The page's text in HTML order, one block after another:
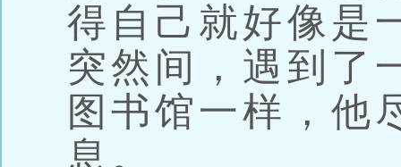
得自己就好像是
突然间，遇到了
图书馆一样，他
息。